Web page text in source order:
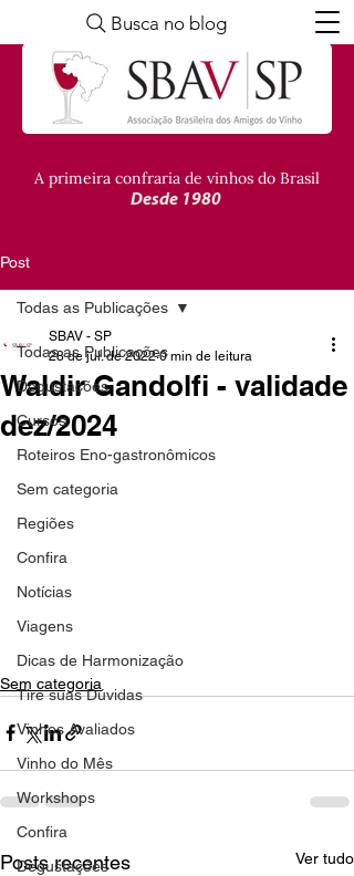
A primeira confraria de vinhos do Brasil
Desde 1980
Busca no blog
Post
Todas as Publicações
Degustações
Cursos
Roteiros Eno-gastronômicos
Sem categoria
Regiões
Confira
Notícias
Viagens
Dicas de Harmonização
Tire suas Dúvidas
Vinhos Avaliados
Vinho do Mês
Workshops
Confira
Degustações
Todas as Publicações
Waldir Gandolfi - validade
dez/2024
SBAV - SP
28 de jul. de 2022 0 min de leitura
Sem categoria
Posts recentes Ver tudo